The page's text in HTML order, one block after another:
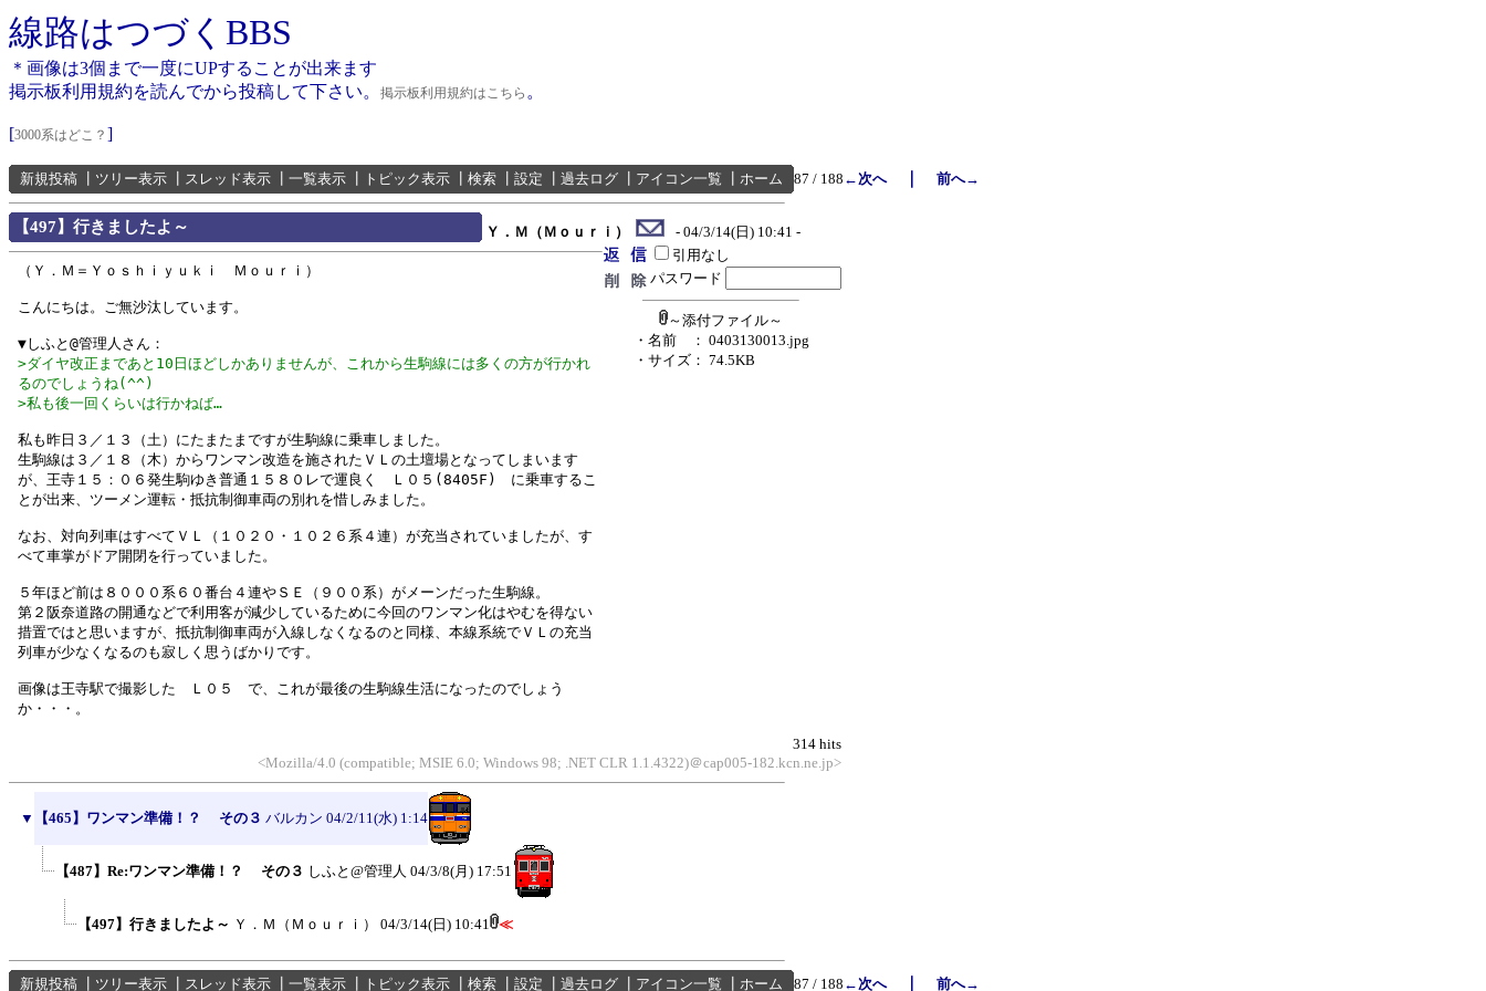
線路はつづくBBS
＊画像は3個まで一度にUPすることが出来ます
掲示板利用規約を読んでから投稿して下さい。
掲示板利用規約はこちら 。
[3000系はどこ？ ]
新規投稿 ツリー表示 スレッド表示 一覧表示 トピック表示 検索 設定 過去ログ アイコン一覧 ホーム 87 / 188 ←次へ｜ 前へ→
【497】行きましたよ～ Ｙ．Ｍ（Ｍｏｕｒｉ）
- 04/3/14(日) 10:41 -
引用なし
パスワード
～添付ファイル～
・名前
： 0403130013.jpg
・サイズ： 74.5KB
（Ｙ．Ｍ＝Ｙｏｓｈｉｙｕｋｉ Ｍｏｕｒｉ）
こんにちは。ご無沙汰しています。
▼しふと@管理人さん：
>ダイヤ改正まであと10日ほどしかありませんが、これから生駒線には多くの方が行かれ
るのでしょうね(^^)
>私も後一回くらいは行かねば…
私も昨日３／１３（土）にたまたまですが生駒線に乗車しました。
生駒線は３／１８（木）からワンマン改造を施されたＶＬの土壇場となってしまいます
が、王寺１５：０６発生駒ゆき普通１５８０レで運良く Ｌ０５(8405F) に乗車するこ
とが出来、ツーメン運転・抵抗制御車両の別れを惜しみました。
なお、対向列車はすべてＶＬ（１０２０・１０２６系４連）が充当されていましたが、す
べて車掌がドア開閉を行っていました。
５年ほど前は８０００系６０番台４連やＳＥ（９００系）がメーンだった生駒線。
第２阪奈道路の開通などで利用客が減少しているために今回のワンマン化はやむを得ない
措置ではと思いますが、抵抗制御車両が入線しなくなるのと同様、本線系統でＶＬの充当
列車が少なくなるのも寂しく思うばかりです。
画像は王寺駅で撮影した Ｌ０５ で、これが最後の生駒線生活になったのでしょう
か・・・。
314 hits
<Mozilla/4.0 (compatible; MSIE 6.0; Windows 98; .NET CLR 1.1.4322)＠cap005-182.kcn.ne.jp>
▼ 【465】ワンマン準備！？ その３ バルカン 04/2/11(水) 1:14
【487】Re:ワンマン準備！？ その３ しふと@管理人 04/3/8(月) 17:51
【497】行きましたよ～ Ｙ．Ｍ（Ｍｏｕｒｉ） 04/3/14(日) 10:41 ≪
新規投稿 ツリー表示 スレッド表示 一覧表示 トピック表示 検索 設定 過去ログ アイコン一覧 ホーム 87 / 188 ←次へ｜ 前へ→